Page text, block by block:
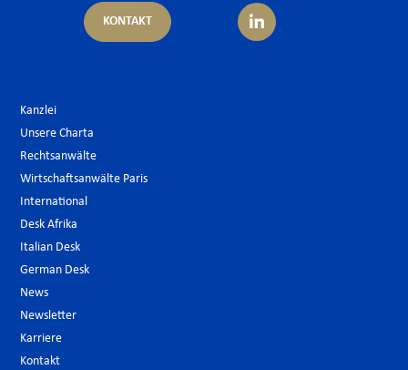
KONTAKT
Kanzlei
Unsere Charta
Rechtsanwälte
Wirtschaftsanwälte Paris
International
Desk Afrika
Italian Desk
German Desk
News
Newsletter
Karriere
Kontakt